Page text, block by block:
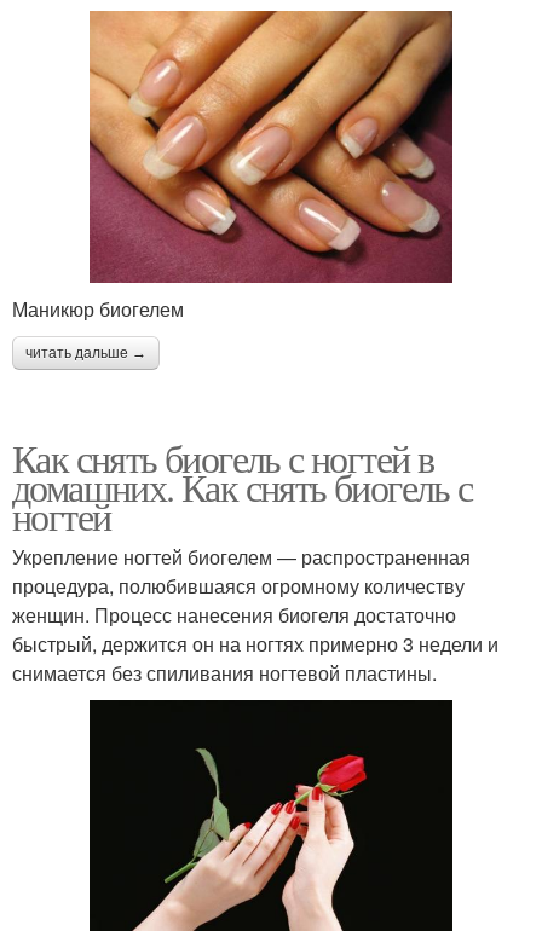
Маникюр биогелем
читать дальше →
Как снять биогель с ногтей в
домашних. Как снять биогель с
ногтей
Укрепление ногтей биогелем — распространенная
процедура, полюбившаяся огромному количеству
женщин. Процесс нанесения биогеля достаточно
быстрый, держится он на ногтях примерно 3 недели и
снимается без спиливания ногтевой пластины.